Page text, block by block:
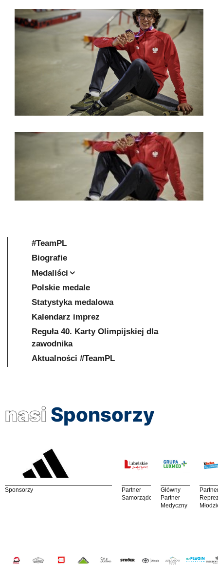
#TeamPL
Biografie
Medaliści
Polskie medale
Statystyka medalowa
Kalendarz imprez
Reguła 40. Karty Olimpijskiej dla
zawodnika
Aktualności #TeamPL
nasi Sponsorzy
Sponsorzy
Partner
Samorządowy
Główny
Partner
Medyczny